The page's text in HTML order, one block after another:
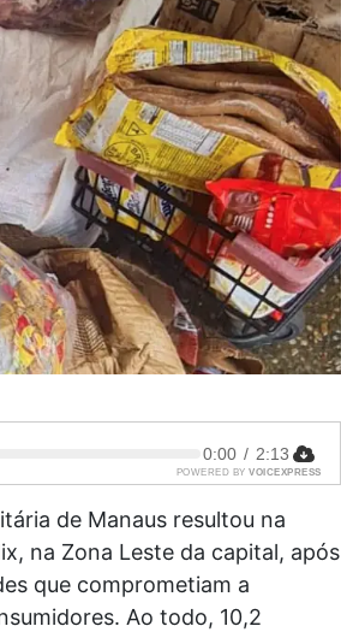
0:00 / 2:13
POWERED BY VOICEXPRESS
de Manaus resultou na
na Zona Leste da capital, após
que comprometiam a
Ao todo, 10,2